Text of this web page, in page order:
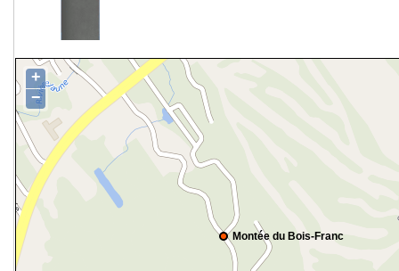
Montée du Bois-Franc
+
−